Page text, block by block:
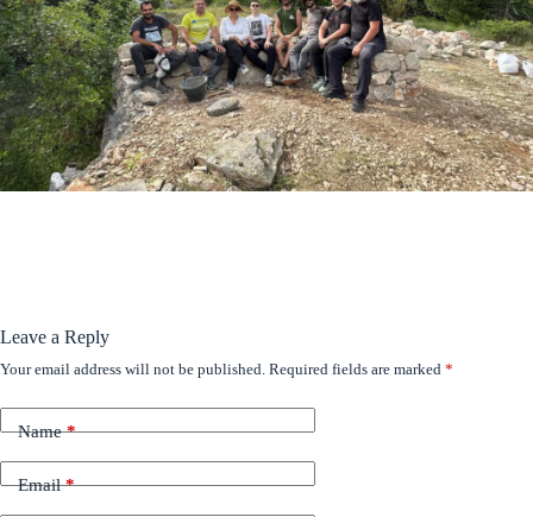
Leave a Reply
Your email address will not be published. Required fields are marked *
Name*
Email*